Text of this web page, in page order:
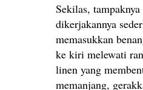
Sekilas, tampaknya
dikerjakannya
memasukkan
ke kiri melewati
linen yang
memanjang,